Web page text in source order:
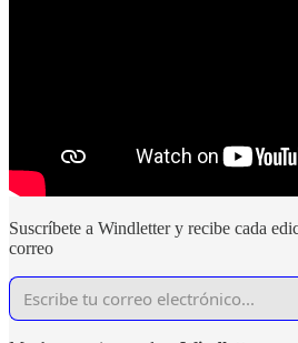
Suscríbete a Windletter y recibe cada
correo